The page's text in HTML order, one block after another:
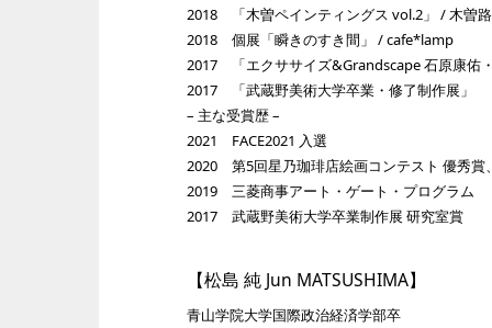
2018 「木曽ペインティングス vol.2」 / 木曽路
2018 個展「瞬きのすき間」 / cafe*lamp
2017 「エクササイズ&Grandscape 石原康佑
2017 「武蔵野美術大学卒業・修了制作展」
– 主な受賞歴 –
2021 FACE2021 入選
2020 第5回星乃珈琲店絵画コンテスト 優秀賞
2019 三菱商事アート・ゲート・プログラム
2017 武蔵野美術大学卒業制作展 研究室賞
【松島 純 Jun MATSUSHIMA】
⻘山学院大学国際政治経済学部卒